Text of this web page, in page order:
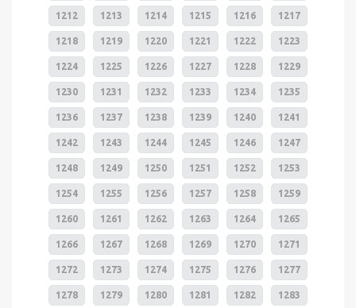
1212 1213 1214 1215 1216 1217
1218 1219 1220 1221 1222 1223
1224 1225 1226 1227 1228 1229
1230 1231 1232 1233 1234 1235
1236 1237 1238 1239 1240 1241
1242 1243 1244 1245 1246 1247
1248 1249 1250 1251 1252 1253
1254 1255 1256 1257 1258 1259
1260 1261 1262 1263 1264 1265
1266 1267 1268 1269 1270 1271
1272 1273 1274 1275 1276 1277
1278 1279 1280 1281 1282 1283